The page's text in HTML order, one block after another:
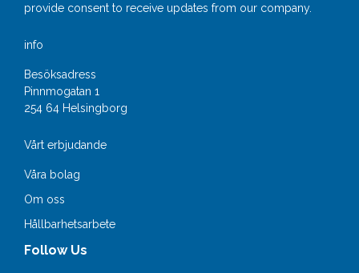
provide consent to receive updates from our company.
info
Besöksadress
Pinnmogatan 1
254 64 Helsingborg
Vårt erbjudande
Våra bolag
Om oss
Hållbarhetsarbete
Follow Us